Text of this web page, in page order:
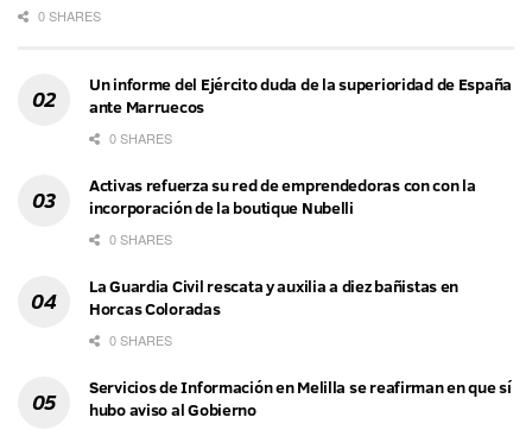
0 SHARES
Un informe del Ejército duda de la superioridad de España
ante Marruecos
0 SHARES
Activas refuerza su red de emprendedoras con con la
incorporación de la boutique Nubelli
0 SHARES
La Guardia Civil rescata y auxilia a diez bañistas en
Horcas Coloradas
0 SHARES
Servicios de Información en Melilla se reafirman en que sí
hubo aviso al Gobierno